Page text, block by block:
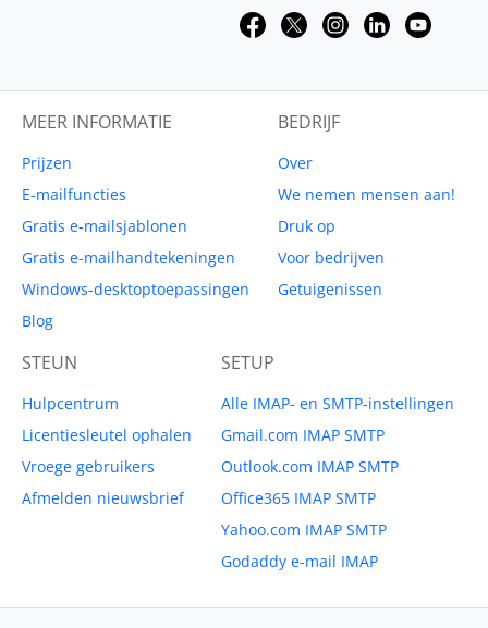
MEER INFORMATIE
Prijzen
E-mailfuncties
Gratis e-mailsjablonen
Gratis e-mailhandtekeningen
Windows-desktoptoepassingen
Blog
BEDRIJF
Over
We nemen mensen aan!
Druk op
Voor bedrijven
Getuigenissen
STEUN
Hulpcentrum
Licentiesleutel ophalen
Vroege gebruikers
Afmelden nieuwsbrief
SETUP
Alle IMAP- en SMTP-instellingen
Gmail.com IMAP SMTP
Outlook.com IMAP SMTP
Office365 IMAP SMTP
Yahoo.com IMAP SMTP
Godaddy e-mail IMAP